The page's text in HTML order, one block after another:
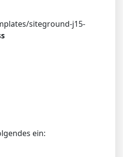
siteground-j15-
ein: